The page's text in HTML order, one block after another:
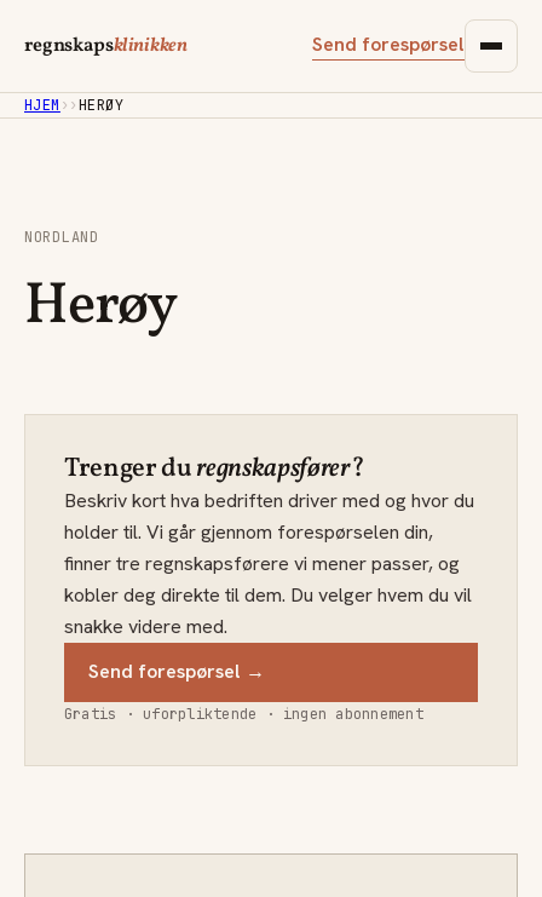
regnskapsklinikken Send forespørsel
HJEM › ›HERØY
NORDLAND
Herøy
Trenger duregnskapsfører?
Beskriv kort hva bedriften driver med og hvor du
holder til. Vi går gjennom forespørselen din,
finner tre regnskapsførere vi mener passer, og
kobler deg direkte til dem. Du velger hvem du vil
snakke videre med.
Send forespørsel →
Gratis · uforpliktende · ingen abonnement